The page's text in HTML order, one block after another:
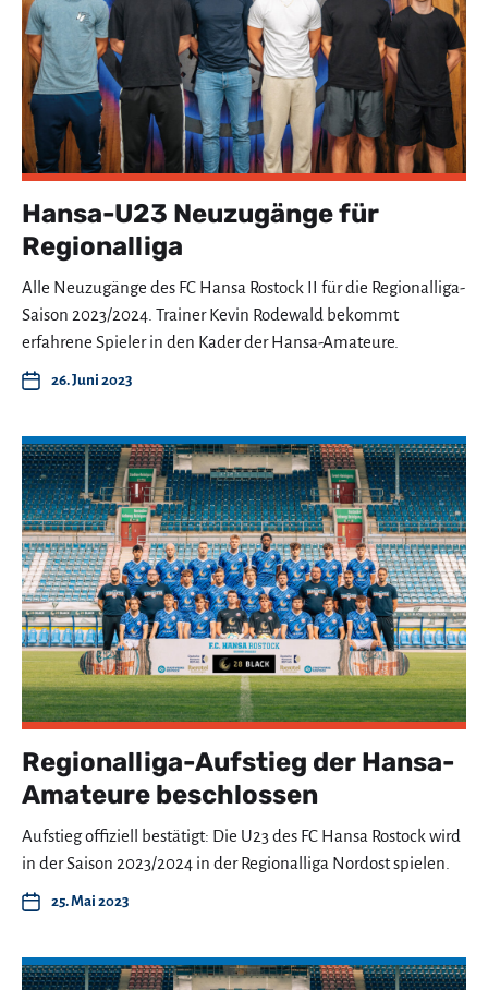
Hansa-U23 Neuzugänge für
Regionalliga
Alle Neuzugänge des FC Hansa Rostock II für die Regionalliga-
Saison 2023/2024. Trainer Kevin Rodewald bekommt
erfahrene Spieler in den Kader der Hansa-Amateure.
26. Juni 2023
Regionalliga-Aufstieg der Hansa-
Amateure beschlossen
Aufstieg offiziell bestätigt: Die U23 des FC Hansa Rostock wird
in der Saison 2023/2024 in der Regionalliga Nordost spielen.
25. Mai 2023